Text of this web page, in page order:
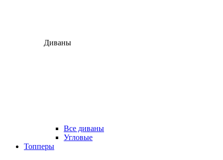
Диваны
Все диваны
Угловые
Топперы